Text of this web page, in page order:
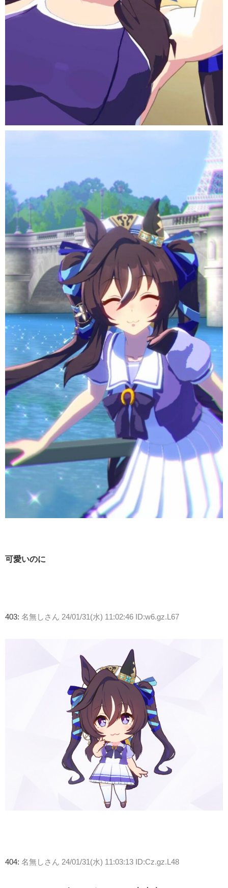
可愛いのに
403: 名無しさん 24/01/31(水) 11:02:46 ID:w6.gz.L67
404: 名無しさん 24/01/31(水) 11:03:13 ID:Cz.gz.L48